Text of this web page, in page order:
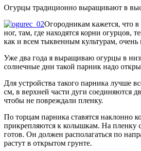
Огурцы традиционно выращивают в
Огородникам кажется, что
ног, там, где находятся корни огурцов,
как и всем тыквенным культурам,
Уже два года я выращиваю огурцы в
солнечные дни такой парник надо
Для устройства такого парника лучше
см, в верхней части дуги соединяются
чтобы не повреждали пленку.
По торцам парника ставятся наклонно
прикрепляются к колышкам. На пленку
готов. Он должен располагаться по
растут в открытом грунте.